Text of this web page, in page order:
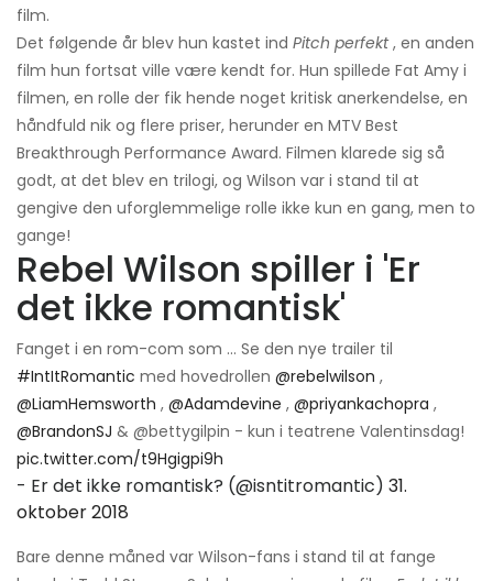
film.
Det følgende år blev hun kastet ind Pitch perfekt, en anden
film hun fortsat ville være kendt for. Hun spillede Fat Amy i
filmen, en rolle der fik hende noget kritisk anerkendelse, en
håndfuld nik og flere priser, herunder en MTV Best
Breakthrough Performance Award. Filmen klarede sig så
godt, at det blev en trilogi, og Wilson var i stand til at
gengive den uforglemmelige rolle ikke kun en gang, men to
gange!
Rebel Wilson spiller i 'Er
det ikke romantisk'
Fanget i en rom-com som ... Se den nye trailer til
#IntItRomantic med hovedrollen @rebelwilson ,
@LiamHemsworth , @Adamdevine , @priyankachopra ,
@BrandonSJ & @bettygilpin - kun i teatrene Valentinsdag!
pic.twitter.com/t9Hgigpi9h
- Er det ikke romantisk? (@isntitromantic) 31.
oktober 2018
Bare denne måned var Wilson-fans i stand til at fange